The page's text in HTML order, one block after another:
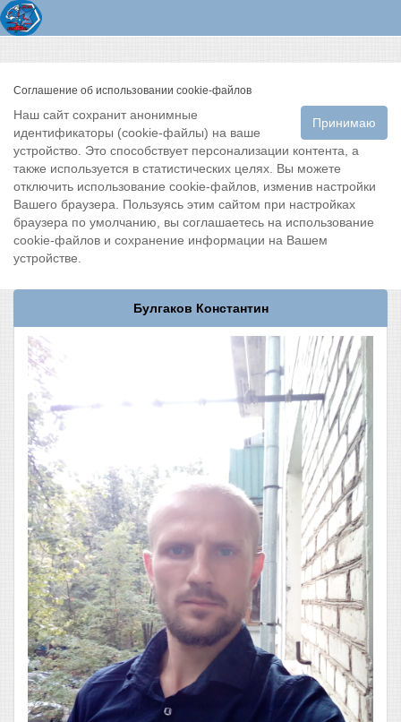
Соглашение об использовании cookie-файлов
Принимаю
Наш сайт сохранит анонимные
идентификаторы (cookie-файлы) на ваше
устройство. Это способствует персонализации контента, а
также используется в статистических целях. Вы можете
отключить использование cookie-файлов, изменив настройки
Вашего браузера. Пользуясь этим сайтом при настройках
браузера по умолчанию, вы соглашаетесь на использование
cookie-файлов и сохранение информации на Вашем
устройстве.
Булгаков Константин